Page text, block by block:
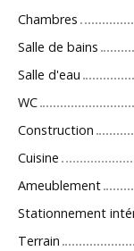
Chambres
Salle de bains
Salle d'eau
WC
Construction
Cuisine
Ameublement
Stationnement
Terrain